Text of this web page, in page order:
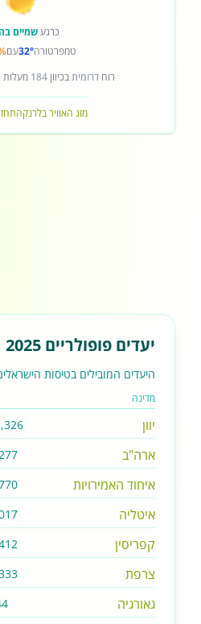
כרגעשמיים
טמפרטורה32°עם
רוחדרומיתבכיוון184 מעלות
מזג האוויר בלרנקה
יעדים פופולריים 2025
היעדים המובילים בטיסות
מדינה
יוון
ארה"ב
איחוד האמירויות
איטליה
קפריסין
צרפת
גאורגיה